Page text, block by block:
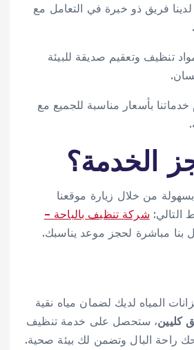
لدينا فريق ذو خبرة في التعامل مع
تنظيف وتعقيم صديقة للبيئة
خدماتنا بأسعار مناسبة للجميع مع
الخدمة؟
من خلال زيارة موقعنا
التالي: شركة تنظيف بالباحة –
بنا مباشرة لحجز موعد يناسبك.
المياه لديك لضمان مياه نقية
كليين، ستحصل على خدمة تنظيف
راحة البال وتضمن لك بيئة صحية.